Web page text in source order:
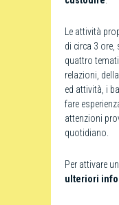
Le attività
di circa 3
quattro
relazioni,
ed attività, i
fare
attenzioni
quotidiano.
Per attivare
ulteriori